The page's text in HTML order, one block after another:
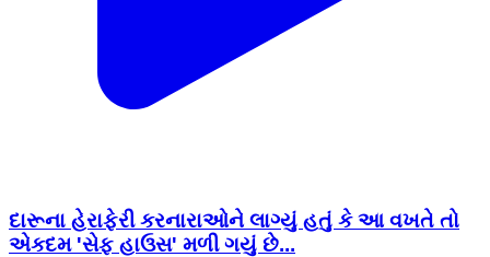
દારૂના હેરાફેરી કરનારાઓને લાગ્યું હતું કે આ વખતે તો
એકદમ 'સેફ હાઉસ' મળી ગયું છે...